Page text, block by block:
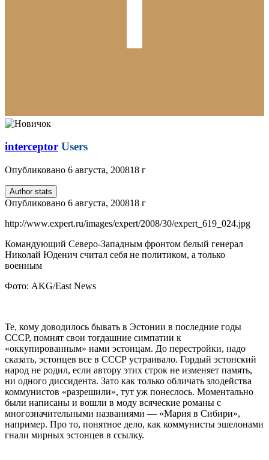
interceptor Users
Опубликовано 6 августа, 200818 г
Author stats
Опубликовано 6 августа, 200818 г
http://www.expert.ru/images/expert/2008/30/expert_619_024.jpg
Командующий Северо-Западным фронтом белый генерал
Николай Юденич считал себя не политиком, а только
военным
Фото: AKG/East News
Те, кому доводилось бывать в Эстонии в последние годы
СССР, помнят свои тогдашние симпатии к
«оккупированным» нами эстонцам. До перестройки, надо
сказать, эстонцев все в СССР устраивало. Гордый эстонский
народ не родил, если автору этих строк не изменяет память,
ни одного диссидента. Зато как только обличать злодейства
коммунистов «разрешили», тут уж понеслось. Моментально
были написаны и вошли в моду всяческие романы с
многозначительными названиями — «Мария в Сибири»,
например. Про то, понятное дело, как коммунисты эшелонами
гнали мирных эстонцев в ссылку.